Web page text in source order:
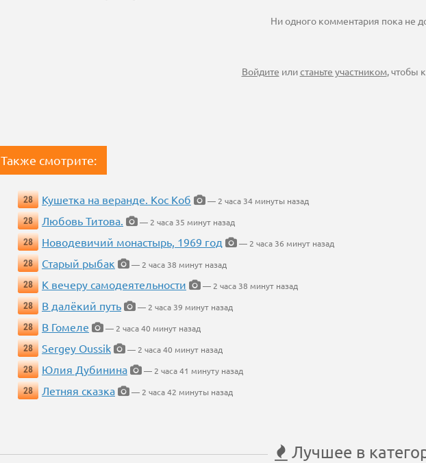
Ни одного комментария пока не
Войдите илистаньте участником, чтобы
Также смотрите:
28 Кушетка на веранде. Кос Коб
— 2 часа 34 минуты назад
28
Любовь Титова.
— 2 часа 35 минут назад
28
Новодевичий монастырь, 1969 год
— 2 часа 36 минут назад
28
Старый рыбак
— 2 часа 38 минут назад
28
К вечеру самодеятельности
— 2 часа 38 минут назад
28
В далёкий путь
— 2 часа 39 минут назад
28
В Гомеле
— 2 часа 40 минут назад
28
Sergey Oussik
— 2 часа 40 минут назад
28
Юлия Дубинина
— 2 часа 41 минуту назад
28
Летняя сказка — 2 часа 42 минуты назад
Лучшее в